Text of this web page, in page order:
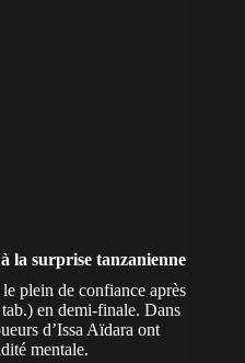
la surprise tanzanienne
plein de confiance après
en demi-finale. Dans
d’Issa Aïdara ont
mentale.